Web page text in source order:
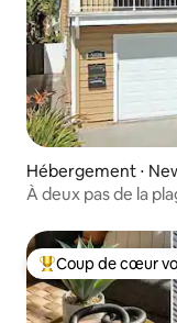
Hébergement ⋅
À deux pas de la
Coups de cœur
Coup de cœur